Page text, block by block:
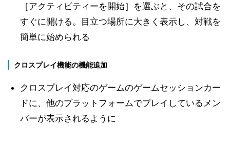
［アクティビティーを開始］を選ぶと、その試合を
すぐに開ける。目立つ場所に大きく表示し、対戦を
簡単に始められる
クロスプレイ機能の機能追加
クロスプレイ対応のゲームのゲームセッションカー
ドに、他のプラットフォームでプレイしているメン
バーが表示されるように